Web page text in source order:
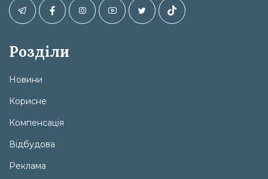
Розділи
Новини
Корисне
Компенсація
Відбудова
Реклама